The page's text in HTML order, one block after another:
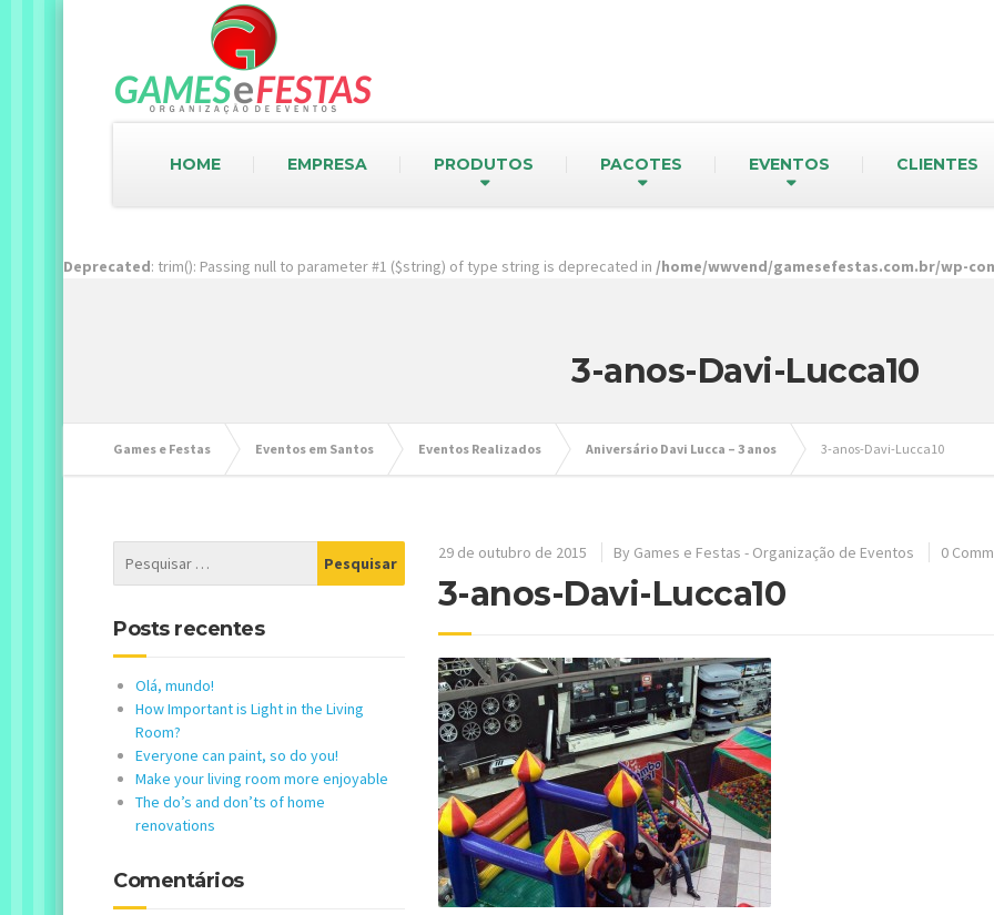
HOME EMPRESA PRODUTOS PACOTES EVENTOS CLIENTES
Deprecated: trim(): Passing null to parameter #1 ($string) of type string is deprecated in /home/wwvend/gamesefestas.com.br/wp-
3-anos-Davi-Lucca10
Games e Festas Eventos em Santos Eventos Realizados Aniversário Davi Lucca – 3 anos 3-anos-Davi-Lucca10
29 de outubro de 2015 By Games e Festas - Organização de Eventos 0
3-anos-Davi-Lucca10
Posts recentes
Olá, mundo!
How Important is Light in the Living
Room?
Everyone can paint, so do you!
Make your living room more enjoyable
The do’s and don’ts of home
renovations
Comentários